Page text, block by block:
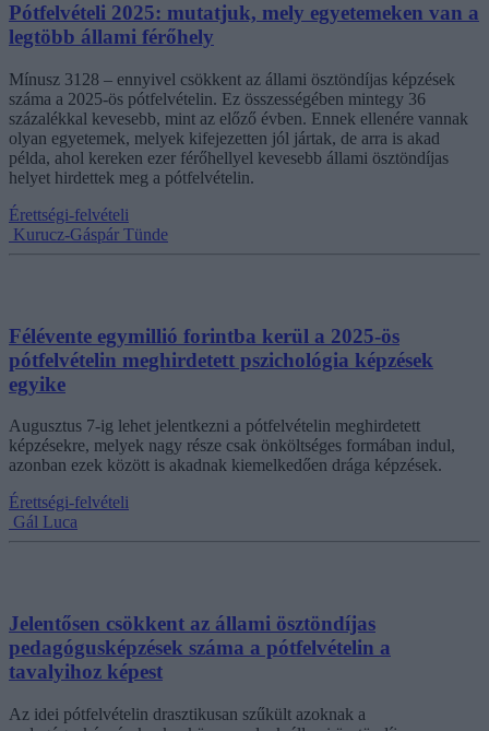
Pótfelvételi 2025: mutatjuk, mely egyetemeken van a
legtöbb állami férőhely
Mínusz 3128 – ennyivel csökkent az állami ösztöndíjas képzések
száma a 2025-ös pótfelvételin. Ez összességében mintegy 36
százalékkal kevesebb, mint az előző évben. Ennek ellenére vannak
olyan egyetemek, melyek kifejezetten jól jártak, de arra is akad
példa, ahol kereken ezer férőhellyel kevesebb állami ösztöndíjas
helyet hirdettek meg a pótfelvételin.
Érettségi-felvételi
Kurucz-Gáspár Tünde
Félévente egymillió forintba kerül a 2025-ös
pótfelvételin meghirdetett pszichológia képzések
egyike
Augusztus 7-ig lehet jelentkezni a pótfelvételin meghirdetett
képzésekre, melyek nagy része csak önköltséges formában indul,
azonban ezek között is akadnak kiemelkedően drága képzések.
Érettségi-felvételi
Gál Luca
Jelentősen csökkent az állami ösztöndíjas
pedagógusképzések száma a pótfelvételin a
tavalyihoz képest
Az idei pótfelvételin drasztikusan szűkült azoknak a